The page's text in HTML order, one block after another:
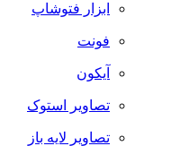
ابزار فتوشاپ
فونت
آیکون
تصاویر استوک
تصاویر لایه باز